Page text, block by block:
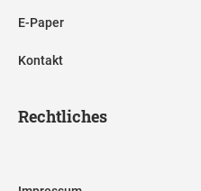
E-Paper
Kontakt
Rechtliches